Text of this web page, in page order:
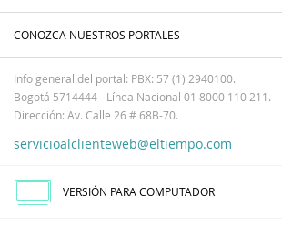
CONOZCA NUESTROS PORTALES
Info general del portal: PBX: 57 (1) 2940100.
Bogotá 5714444 - Línea Nacional 01 8000 110 211.
Dirección: Av. Calle 26 # 68B-70.
servicioalclienteweb@eltiempo.com
VERSIÓN PARA COMPUTADOR